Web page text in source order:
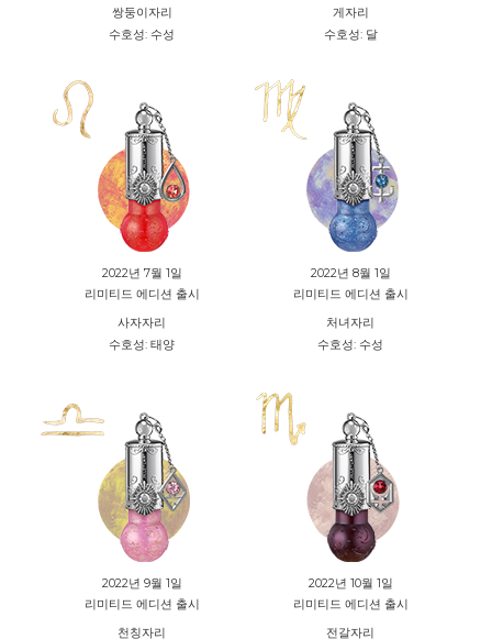
쌍둥이자리
수호성: 수성
게자리
수호성: 달
2022년 7월 1일
리미티드 에디션 출시
사자자리
수호성: 태양
2022년 8월 1일
리미티드 에디션 출시
처녀자리
수호성: 수성
2022년 9월 1일
리미티드 에디션 출시
천칭자리
2022년 10월 1일
리미티드 에디션 출시
전갈자리